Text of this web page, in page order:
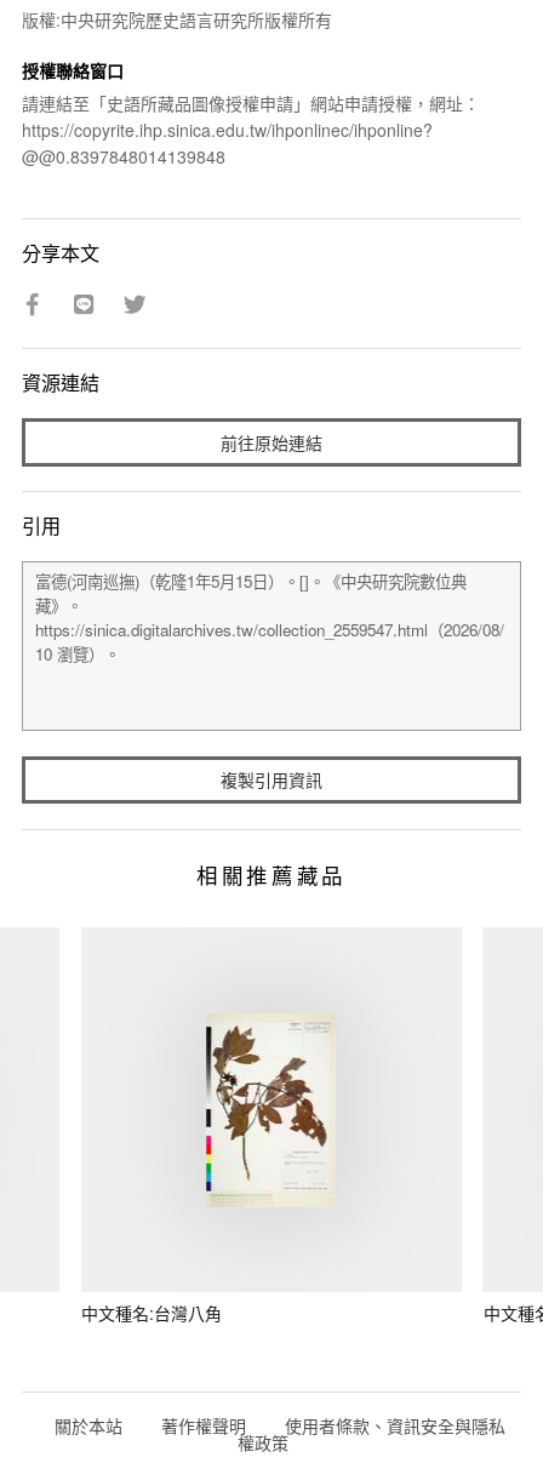
版權:中央研究院歷史語言研究所版權所有
授權聯絡窗口
請連結至「史語所藏品圖像授權申請」網站申請授權，網址：
https://copyrite.ihp.sinica.edu.tw/ihponlinec/ihponline?
@@0.8397848014139848
分享本文
資源連結
前往原始連結
引用
複製引用資訊
相關推薦藏品
中文種名:台灣八角 中文種
關於本站 著作權聲明 使用者條款、資訊安全與隱私
權政策